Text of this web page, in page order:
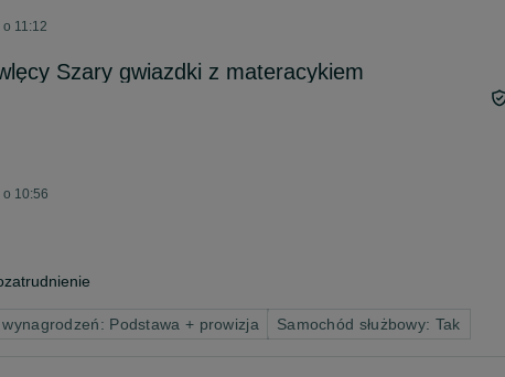
11:12
Szary gwiazdki z materacykiem
10:56
Podstawa + prowizja Samochód służbowy: Tak